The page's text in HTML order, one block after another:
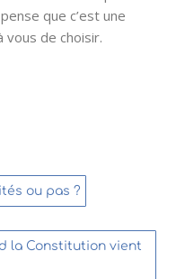
que c’est une
vous de choisir.
ou pas ?
la Constitution vient